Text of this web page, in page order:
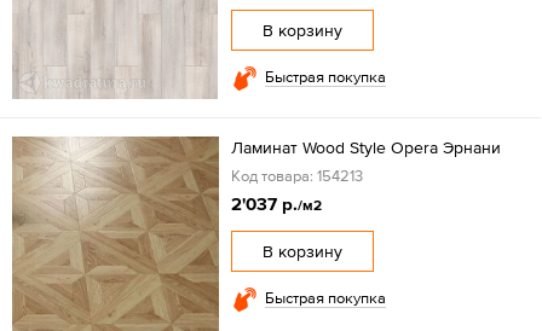
В корзину
Быстрая покупка
Ламинат Wood Style Opera Эрнани
Код товара: 154213
2'037 р./м2
В корзину
Быстрая покупка